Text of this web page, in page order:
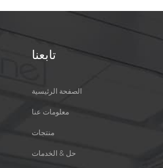
تابعنا
الصفحة الرئيسية
معلومات عنا
منتجات
حل & الخدمات